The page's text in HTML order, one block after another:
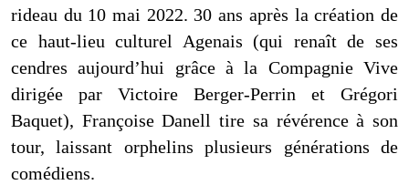
rideau du 10 mai 2022. 30 ans après la création de
ce haut-lieu culturel Agenais (qui renaît de ses
cendres aujourd’hui grâce à la Compagnie Vive
dirigée par Victoire Berger-Perrin et Grégori
Baquet), Françoise Danell tire sa révérence à son
tour, laissant orphelins plusieurs générations de
comédiens.